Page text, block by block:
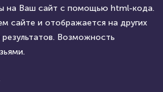
HTML - код
на Ваш сайт с помощью html-кода.
сайте и отображается на других
Возможность